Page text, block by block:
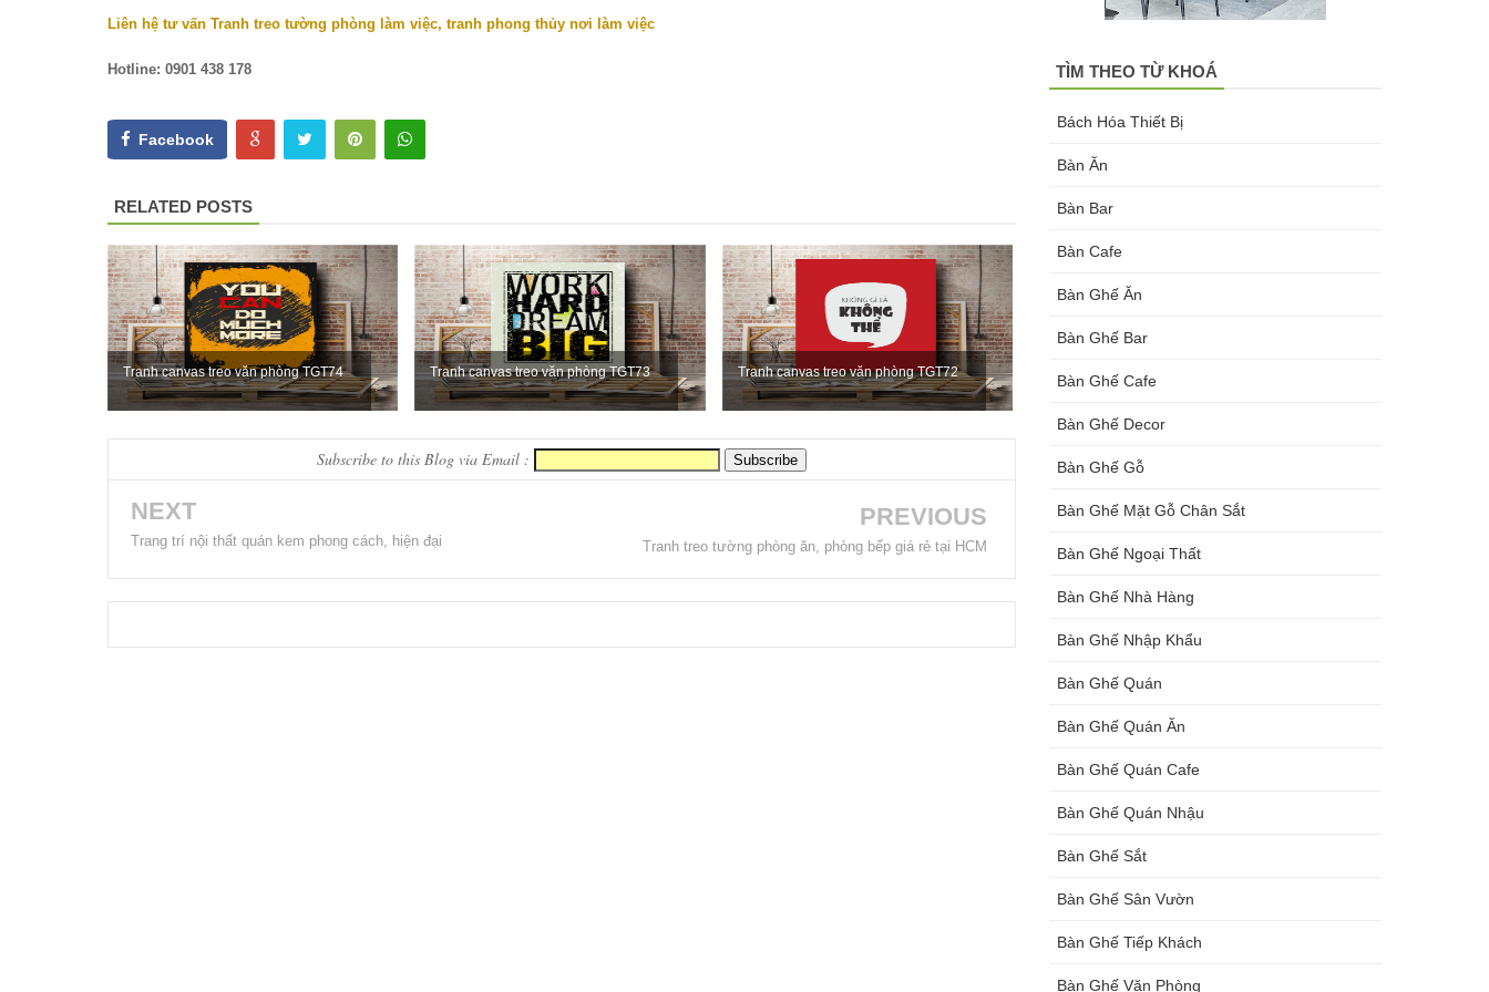
Liên hệ tư vấn Tranh treo tường phòng làm việc, tranh phong thủy nơi làm việc
Hotline: 0901 438 178
Facebook
RELATED POSTS
Tranh canvas treo văn phòng TGT74 Tranh canvas treo văn phòng TGT73 Tranh canvas treo văn phòng TGT72
Subscribe to this Blog via Email :
NEXT
Trang trí nội thất quán kem phong cách, hiện đại
PREVIOUS
Tranh treo tường phòng ăn, phòng bếp giá rẻ tại HCM
TÌM THEO TỪ KHOÁ
Bách Hóa Thiết Bị
Bàn Ăn
Bàn Bar
Bàn Cafe
Bàn Ghế Ăn
Bàn Ghế Bar
Bàn Ghế Cafe
Bàn Ghế Decor
Bàn Ghế Gỗ
Bàn Ghế Mặt Gỗ Chân Sắt
Bàn Ghế Ngoại Thất
Bàn Ghế Nhà Hàng
Bàn Ghế Nhập Khẩu
Bàn Ghế Quán
Bàn Ghế Quán Ăn
Bàn Ghế Quán Cafe
Bàn Ghế Quán Nhậu
Bàn Ghế Sắt
Bàn Ghế Sân Vườn
Bàn Ghế Tiếp Khách
Bàn Ghế Văn Phòng